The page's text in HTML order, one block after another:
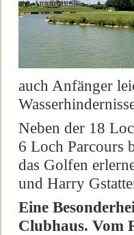
auch Anfänger
Neben der 18
6 Loch Parcours
das Golfen
und Harry
Eine
Clubhaus. Vom